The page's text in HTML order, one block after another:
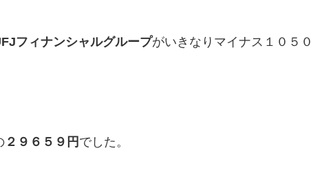
フィナンシャルグループがいきなりマイナス１０５０
２９６５９円 でした。